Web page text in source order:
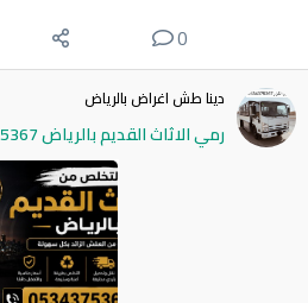
0
دينا طش اغراض بالرياض
رمي الاثاث القديم بالرياض 0534375367